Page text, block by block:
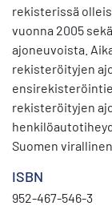
rekisterissä
vuonna 2005
ajoneuvoista.
rekisteröityjen
rekisteröityjen
yleisimmät
kantavuuksista.
Suomen
ISBN
952-467-546-3